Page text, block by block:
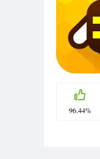
96.44%